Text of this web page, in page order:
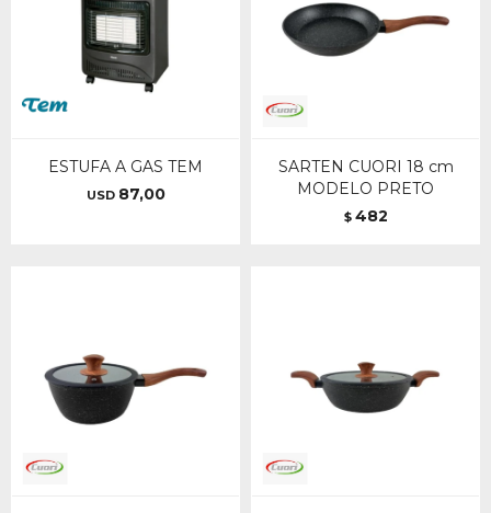
ESTUFA A GAS TEM
USD 87,00
SARTEN CUORI 18 cm
MODELO PRETO
$ 482